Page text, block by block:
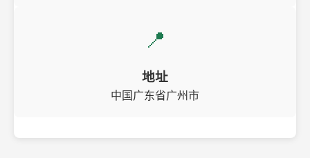
📍
地址
中国广东省广州市